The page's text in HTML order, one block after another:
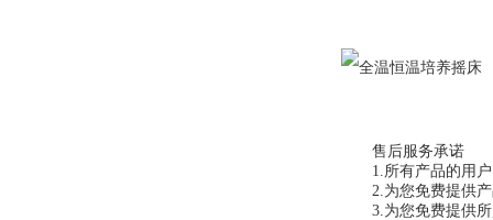
售后服务承诺
1.所有产品的用户
2.为您免费提供产
3.为您免费提供所